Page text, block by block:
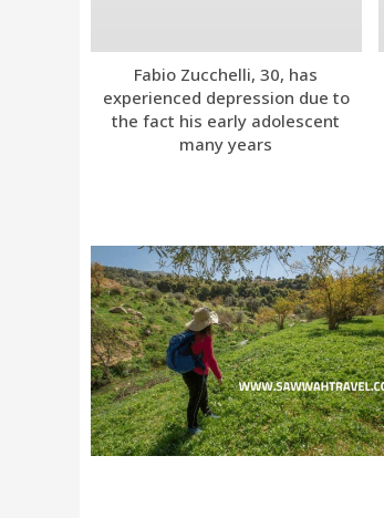
Fabio Zucchelli, 30, has
experienced depression due to
the fact his early adolescent
many years